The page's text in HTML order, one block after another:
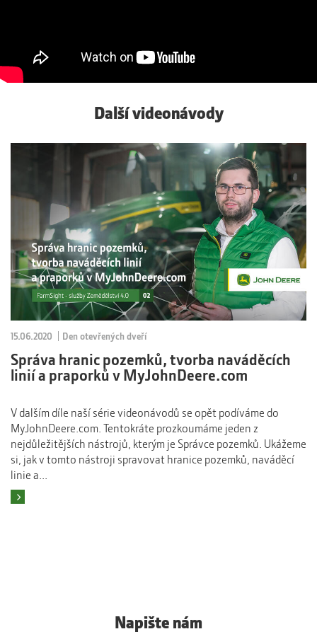
Další videonávody
15.06.2020 Den otevřených dveří
Správa hranic pozemků, tvorba naváděcích
linií a praporků v MyJohnDeere.com
V dalším díle naší série videonávodů se opět podíváme do
MyJohnDeere.com. Tentokráte prozkoumáme jeden z
nejdůležitějších nástrojů, kterým je Správce pozemků. Ukážeme
si, jak v tomto nástroji spravovat hranice pozemků, naváděcí
linie a...
Napište nám